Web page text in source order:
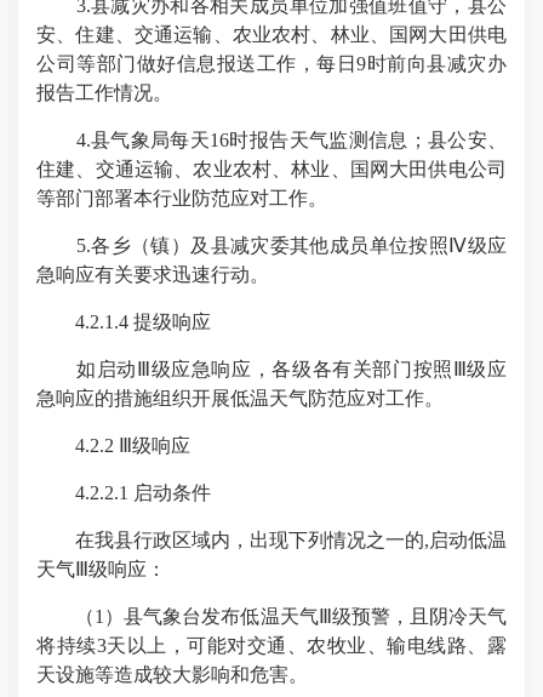
3.县减灾办和各相关成员单位加强值班值守，县公
安、住建、交通运输、农业农村、林业、国网大田供电
公司等部门做好信息报送工作，每日9时前向县减灾办
报告工作情况。
4.县气象局每天16时报告天气监测信息；县公安、
住建、交通运输、农业农村、林业、国网大田供电公司
等部门部署本行业防范应对工作。
5.各乡（镇）及县减灾委其他成员单位按照Ⅳ级应
急响应有关要求迅速行动。
4.2.1.4 提级响应
如启动Ⅲ级应急响应，各级各有关部门按照Ⅲ级应
急响应的措施组织开展低温天气防范应对工作。
4.2.2 Ⅲ级响应
4.2.2.1 启动条件
在我县行政区域内，出现下列情况之一的,启动低温
天气Ⅲ级响应：
（1）县气象台发布低温天气Ⅲ级预警，且阴冷天气
将持续3天以上，可能对交通、农牧业、输电线路、露
天设施等造成较大影响和危害。